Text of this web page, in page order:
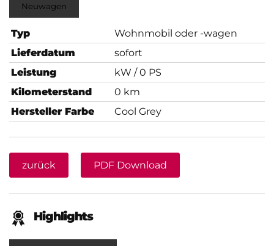
Neuwagen
Typ
Wohnmobil oder -wagen
Lieferdatum
sofort
Leistung
kW / 0 PS
Kilometerstand
0 km
Hersteller Farbe
Cool Grey
zurück PDF Download
Highlights